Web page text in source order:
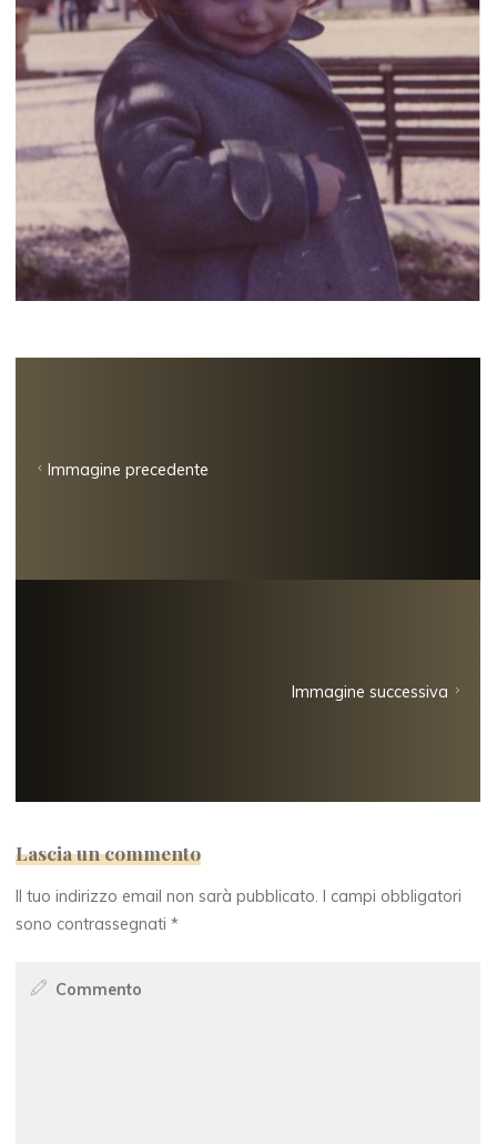
Immagine precedente
Immagine successiva
Lascia un commento
Il tuo indirizzo email non sarà pubblicato. I campi obbligatori
sono contrassegnati*